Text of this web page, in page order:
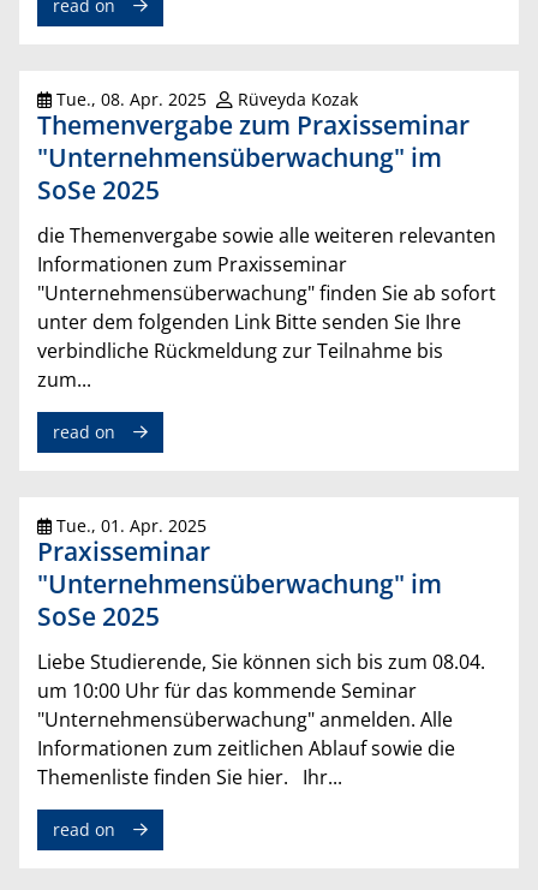
read on
Tue., 08. Apr. 2025 Rüveyda Kozak
Themenvergabe zum Praxisseminar
"Unternehmensüberwachung" im
SoSe 2025
die Themenvergabe sowie alle weiteren relevanten
Informationen zum Praxisseminar
"Unternehmensüberwachung" finden Sie ab sofort
unter dem folgenden Link Bitte senden Sie Ihre
verbindliche Rückmeldung zur Teilnahme bis
zum...
read on
Tue., 01. Apr. 2025
Praxisseminar
"Unternehmensüberwachung" im
SoSe 2025
Liebe Studierende, Sie können sich bis zum 08.04.
um 10:00 Uhr für das kommende Seminar
"Unternehmensüberwachung" anmelden. Alle
Informationen zum zeitlichen Ablauf sowie die
Themenliste finden Sie hier. Ihr...
read on